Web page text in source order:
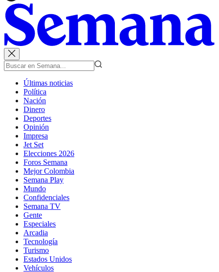
Últimas noticias
Política
Nación
Dinero
Deportes
Opinión
Impresa
Jet Set
Elecciones 2026
Foros Semana
Mejor Colombia
Semana Play
Mundo
Confidenciales
Semana TV
Gente
Especiales
Arcadia
Tecnología
Turismo
Estados Unidos
Vehículos